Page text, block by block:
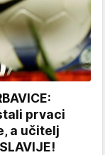
prvaci
a učitelj